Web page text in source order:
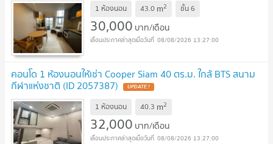
1 ห้องนอน 43.0 m2 ชั้น6
30,000 บาท/เดือน
08/08/2026 13:27:00
คอนโด 1 ห้องนอนให้เช่า Cooper Siam 40 ตร.ม. ใกล้ BTS สนาม
กีฬาแห่งชาติ (ID 2057387)
1 ห้องนอน 40.3 m2
32,000 บาท/เดือน
08/08/2026 13:27:00